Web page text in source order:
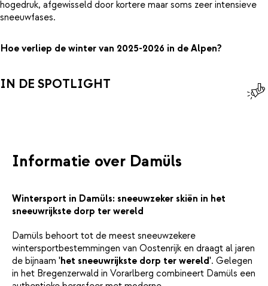
hogedruk, afgewisseld door kortere maar soms zeer intensieve
sneeuwfases.
Hoe verliep de winter van 2025-2026 in de Alpen?
IN DE SPOTLIGHT
Informatie over Damüls
Wintersport in Damüls: sneeuwzeker skiën in het
sneeuwrijkste dorp ter wereld
Damüls behoort tot de meest sneeuwzekere
wintersportbestemmingen van Oostenrijk en draagt al jaren
de bijnaam 'het sneeuwrijkste dorp ter wereld'. Gelegen
in het Bregenzerwald in Vorarlberg combineert Damüls een